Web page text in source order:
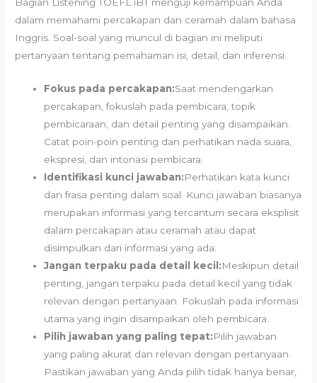
Bagian Listening TOEFL iBT menguji kemampuan Anda
dalam memahami percakapan dan ceramah dalam bahasa
Inggris. Soal-soal yang muncul di bagian ini meliputi
pertanyaan tentang pemahaman isi, detail, dan inferensi.
Fokus pada percakapan:Saat mendengarkan
percakapan, fokuslah pada pembicara, topik
pembicaraan, dan detail penting yang disampaikan.
Catat poin-poin penting dan perhatikan nada suara,
ekspresi, dan intonasi pembicara.
Identifikasi kunci jawaban:Perhatikan kata kunci
dan frasa penting dalam soal. Kunci jawaban biasanya
merupakan informasi yang tercantum secara eksplisit
dalam percakapan atau ceramah atau dapat
disimpulkan dari informasi yang ada.
Jangan terpaku pada detail kecil:Meskipun detail
penting, jangan terpaku pada detail kecil yang tidak
relevan dengan pertanyaan. Fokuslah pada informasi
utama yang ingin disampaikan oleh pembicara.
Pilih jawaban yang paling tepat:Pilih jawaban
yang paling akurat dan relevan dengan pertanyaan.
Pastikan jawaban yang Anda pilih tidak hanya benar,